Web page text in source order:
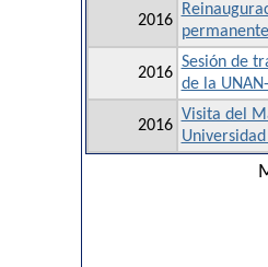
2016
2016
Sesión de
de la
2016
Visita del